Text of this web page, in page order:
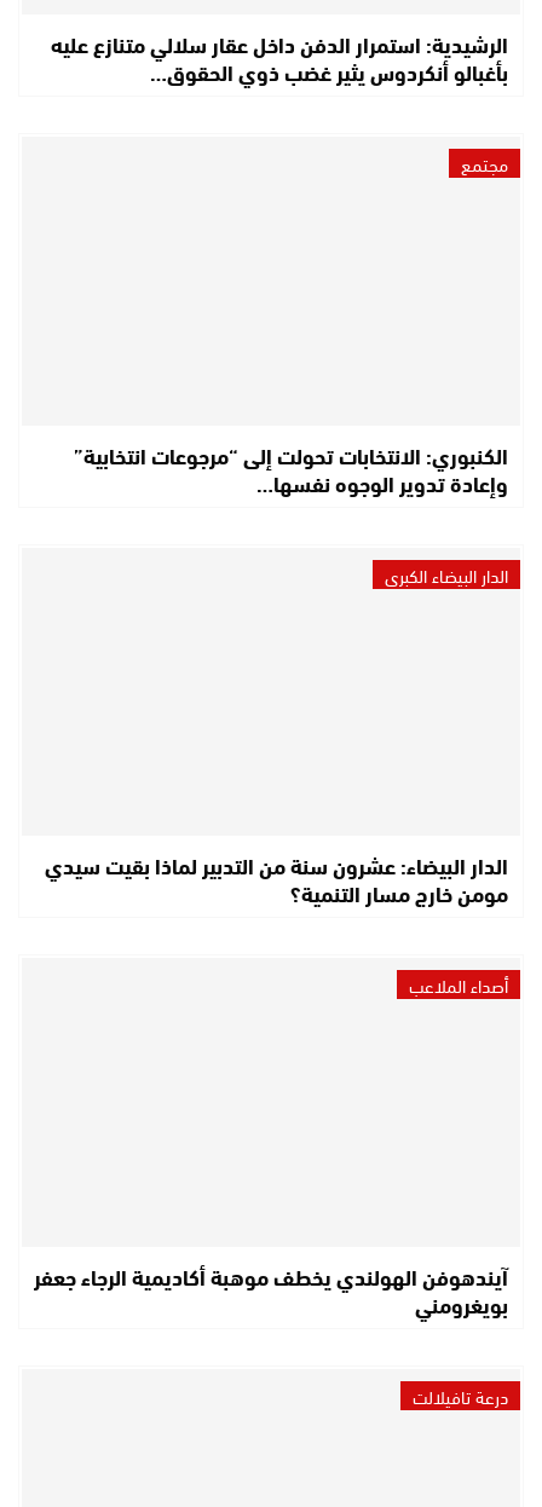
الرشيدية: استمرار الدفن داخل عقار سلالي متنازع عليه
بأغبالو أنكردوس يثير غضب ذوي الحقوق…
مجتمع
الكنبوري: الانتخابات تحولت إلى “مرجوعات انتخابية”
وإعادة تدوير الوجوه نفسها…
الدار البيضاء الكبرى
الدار البيضاء: عشرون سنة من التدبير لماذا بقيت سيدي
مومن خارج مسار التنمية؟
أصداء الملاعب
آيندهوفن الهولندي يخطف موهبة أكاديمية الرجاء جعفر
بويغرومني
درعة تافيلالت